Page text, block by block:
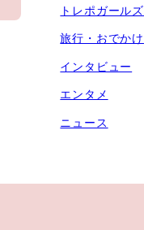
トレポガールズ
旅行・おでかけ
インタビュー
エンタメ
ニュース